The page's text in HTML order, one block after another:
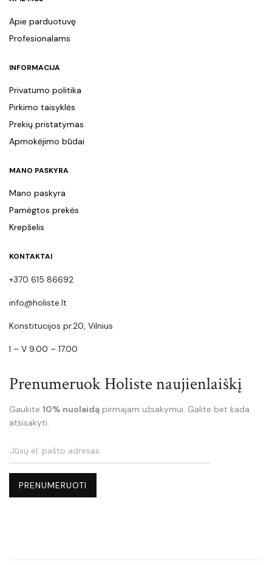
Apie parduotuvę
Profesionalams
INFORMACIJA
Privatumo politika
Pirkimo taisyklės
Prekių pristatymas
Apmokėjimo būdai
MANO PASKYRA
Mano paskyra
Pamėgtos prekės
Krepšelis
KONTAKTAI
+370 615 86692
info@holiste.lt
Konstitucijos pr.20, Vilnius
I – V 9.00 – 17.00
Prenumeruok Holiste naujienlaiškį
Gaukite 10% nuolaidą pirmajam užsakymui. Galite bet kada
atsisakyti.